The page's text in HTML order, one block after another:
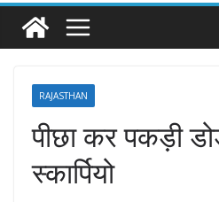
RAJASTHAN
पीछा कर पकड़ी
स्कार्पियो